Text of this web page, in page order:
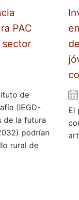
PAC
sector
de
(IEGD-
de la futura
podrían
rural de
El